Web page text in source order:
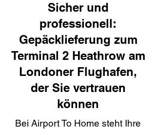
Sicher und
professionell:
Gepäcklieferung zum
Terminal 2 Heathrow am
Londoner Flughafen,
der Sie vertrauen
können
Bei Airport To Home steht Ihre